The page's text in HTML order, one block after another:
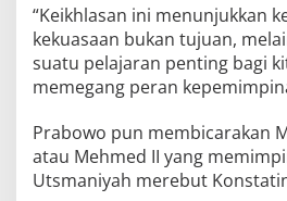
“Keikhlasan ini menunjukkan
kekuasaan bukan tujuan,
suatu pelajaran penting bagi
memegang peran
Prabowo pun membicarakan
atau Mehmed II yang
Utsmaniyah merebut